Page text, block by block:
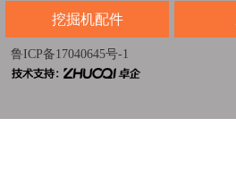
挖掘机配件
鲁ICP备17040645号-1